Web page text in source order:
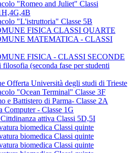
"Romeo and Juliet" Classi
"L'istruttoria" Classe 5B
FISICA CLASSI QUARTE
MATEMATICA - CLASSI
FISICA - CLASSI SECONDE
(seconda fase per studenti
Offerta Università degli studi di Trieste
"Ocean Terminal" Classe 3F
e Battistero di Parma- Classe 2A
Computer - Classe 1G
attiva Classi 5D,5I
biomedica Classi quinte
biomedica Classi quinte
biomedica Classi quinte